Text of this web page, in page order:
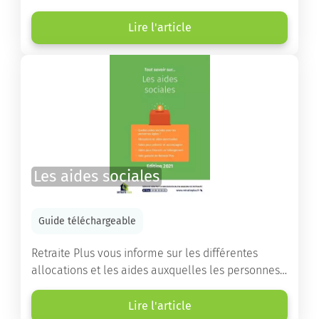
choisir la résidence services seniors adaptée.
Lire l'article
Les aides sociales
Guide téléchargeable
Retraite Plus vous informe sur les différentes
allocations et les aides auxquelles les personnes
âgées ont droit pour financer un séjour en maison
de retraite ou un maintien à domicile.
Lire l'article